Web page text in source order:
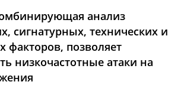
анализ
сигнатурных, технических и
факторов, позволяет
низкочастотные атаки на